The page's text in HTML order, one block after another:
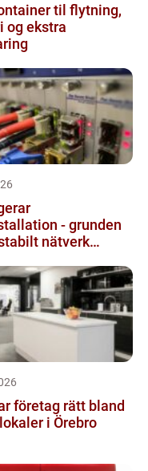
til flytning,
og ekstra
- grunden
nätverk
företag rätt bland
i Örebro